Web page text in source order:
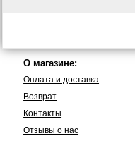
О магазине:
Оплата и доставка
Возврат
Контакты
Отзывы о нас